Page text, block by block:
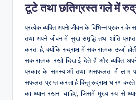
टूटे तथा छतिग्रस्त गले में
प्रत्येक व्यक्ति अपने जीवन के विभिन्न प्रकार
तथा अपने जीवन में सुख समृद्धि तथा शांति
करता है, क्योंकि रुद्राक्ष में सकारात्मक ऊर्जा
सकारात्मक रखो दिखाई देते हैं और व्यक्ति
प्रकार के समस्याओं तथा असफलता मैं लाभ
सफलता प्राप्त करता है किंतु रुद्राक्ष धारण
का ध्यान रखना चाहिए, जिसमें मुख्य रुप से